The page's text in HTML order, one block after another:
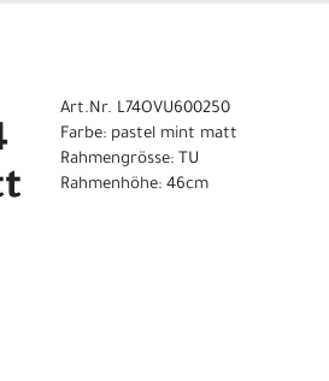
Art.Nr. L74OVU600250
Farbe: pastel mint matt
Rahmengrösse: TU
Rahmenhöhe: 46cm